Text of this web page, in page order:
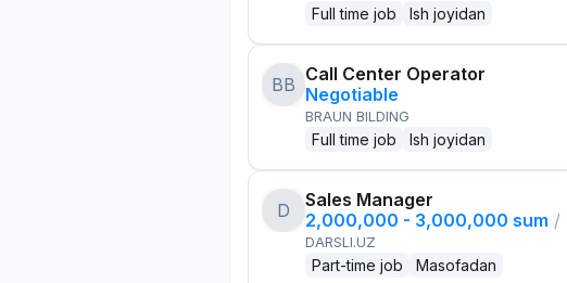
Full time job Ish joyidan
BB Call Center Operator
Negotiable
BRAUN BILDING
Full time job Ish joyidan
D
Sales Manager
2,000,000 - 3,000,000 sum /
DARSLI.UZ
Part-time job Masofadan